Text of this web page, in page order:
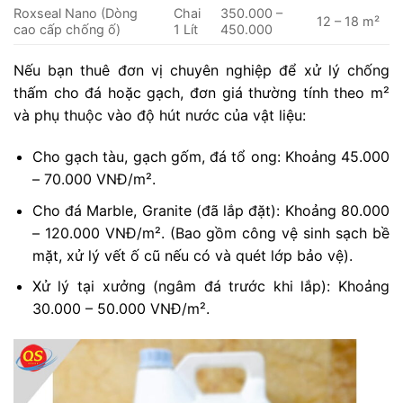
Roxseal Nano (Dòng
cao cấp chống ố)
Chai
1 Lít
350.000 –
450.000
12 – 18 m²
Nếu bạn thuê đơn vị chuyên nghiệp để xử lý chống
thấm cho đá hoặc gạch, đơn giá thường tính theo m²
và phụ thuộc vào độ hút nước của vật liệu:
Cho gạch tàu, gạch gốm, đá tổ ong: Khoảng 45.000
– 70.000 VNĐ/m².
Cho đá Marble, Granite (đã lắp đặt): Khoảng 80.000
– 120.000 VNĐ/m². (Bao gồm công vệ sinh sạch bề
mặt, xử lý vết ố cũ nếu có và quét lớp bảo vệ).
Xử lý tại xưởng (ngâm đá trước khi lắp): Khoảng
30.000 – 50.000 VNĐ/m².